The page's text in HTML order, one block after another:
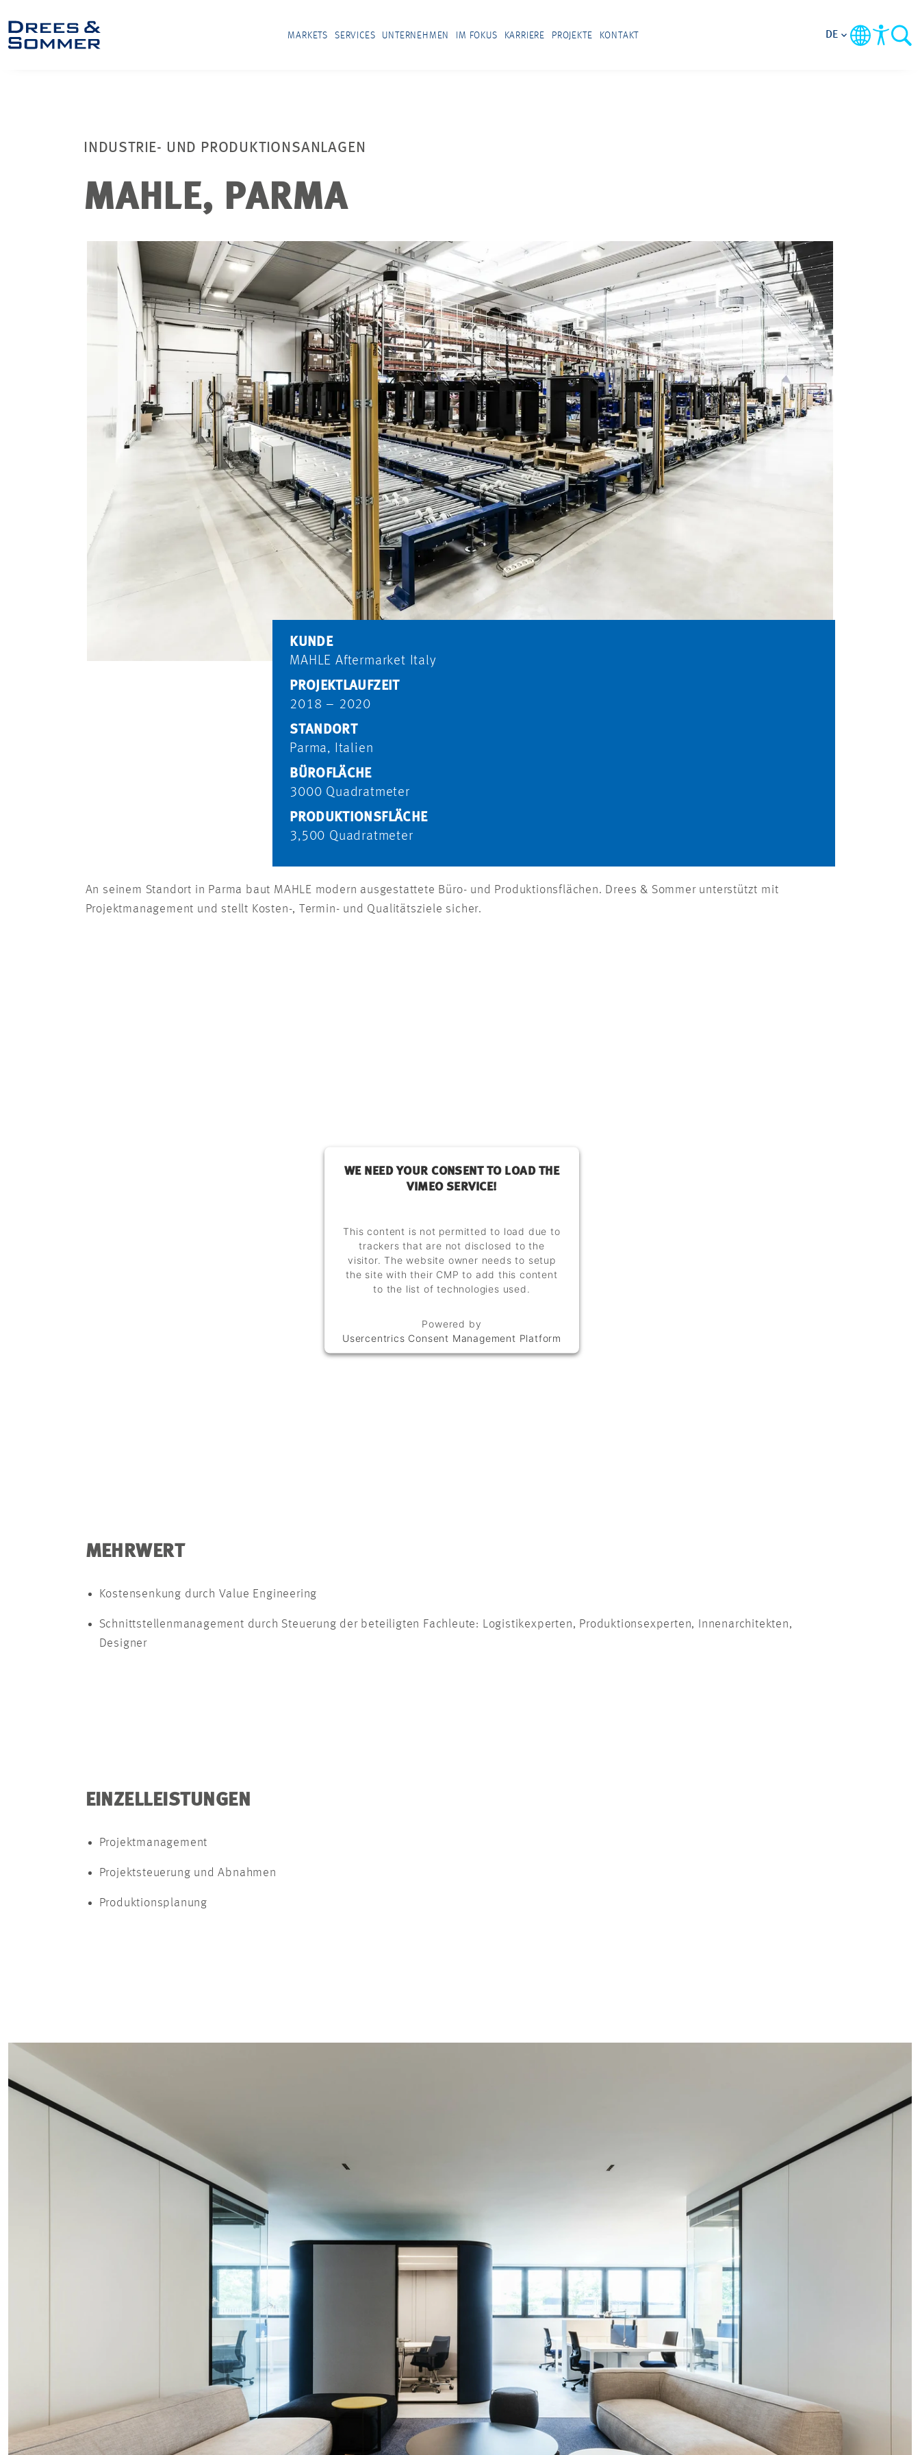
MARKETS SERVICES UNTERNEHMEN IM FOKUS KARRIERE PROJEKTE KONTAKT DE
INDUSTRIE- UND PRODUKTIONSANLAGEN
MAHLE, PARMA
KUNDE
MAHLE Aftermarket Italy
PROJEKTLAUFZEIT
2018 – 2020
STANDORT
Parma, Italien
BÜROFLÄCHE
3000 Quadratmeter
PRODUKTIONSFLÄCHE
3,500 Quadratmeter
An seinem Standort in Parma baut MAHLE modern ausgestattete Büro- und Produktionsflächen. Drees & Sommer unterstützt mit
Projektmanagement und stellt Kosten-, Termin- und Qualitätsziele sicher.
WE NEED YOUR CONSENT TO LOAD THE
VIMEO SERVICE!
This content is not permitted to load due to
trackers that are not disclosed to the
visitor. The website owner needs to setup
the site with their CMP to add this content
to the list of technologies used.
Powered by
Usercentrics Consent Management Platform
MEHRWERT
Kostensenkung durch Value Engineering
Schnittstellenmanagement durch Steuerung der beteiligten Fachleute: Logistikexperten, Produktionsexperten, Innenarchitekten,
Designer
EINZELLEISTUNGEN
Projektmanagement
Projektsteuerung und Abnahmen
Produktionsplanung